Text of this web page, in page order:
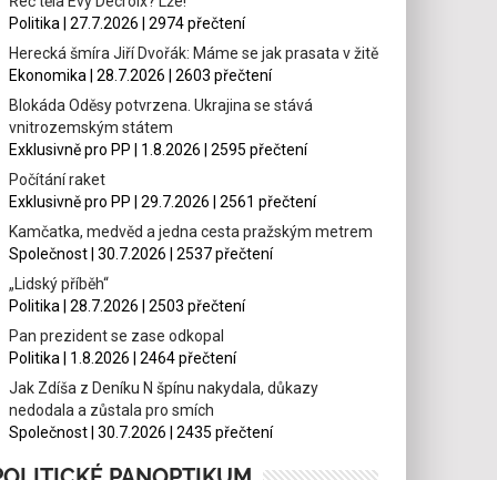
Politika | 27.7.2026 | 2974 přečtení
Herecká šmíra Jiří Dvořák: Máme se jak prasata v žitě
Ekonomika | 28.7.2026 | 2603 přečtení
Blokáda Oděsy potvrzena. Ukrajina se stává
vnitrozemským státem
Exklusivně pro PP | 1.8.2026 | 2595 přečtení
Počítání raket
Exklusivně pro PP | 29.7.2026 | 2561 přečtení
Kamčatka, medvěd a jedna cesta pražským metrem
Společnost | 30.7.2026 | 2537 přečtení
„Lidský příběh“
Politika | 28.7.2026 | 2503 přečtení
Pan prezident se zase odkopal
Politika | 1.8.2026 | 2464 přečtení
Jak Zdíša z Deníku N špínu nakydala, důkazy
nedodala a zůstala pro smích
Společnost | 30.7.2026 | 2435 přečtení